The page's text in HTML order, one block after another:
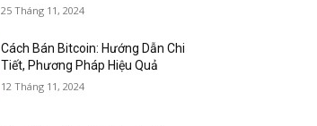
25 Tháng 11, 2024
Cách Bán Bitcoin: Hướng Dẫn Chi
Tiết, Phương Pháp Hiệu Quả
12 Tháng 11, 2024